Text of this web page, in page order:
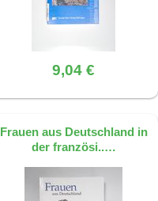
9,04 €
Frauen aus Deutschland in
der französi..…